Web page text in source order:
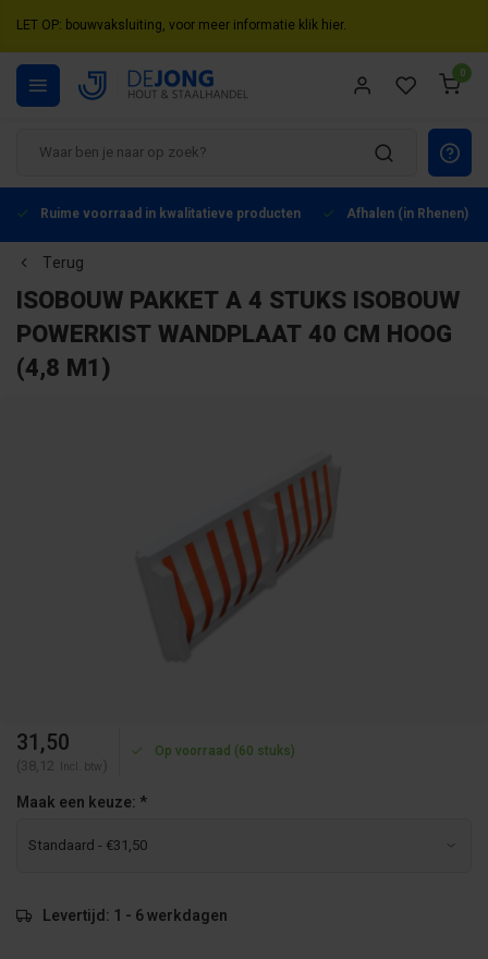
LET OP: bouwvaksluiting, voor meer informatie klik hier.
0
Ruime voorraad in kwalitatieve producten Afhalen (in Rhenen)
Terug
ISOBOUW PAKKET A 4 STUKS ISOBOUW
POWERKIST WANDPLAAT 40 CM HOOG
(4,8 M1)
31,50
(38,12 Incl. btw )
Op voorraad (60 stuks)
Maak een keuze: *
Levertijd: 1 - 6 werkdagen